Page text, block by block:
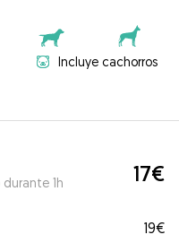
Incluye cachorros
1h 17€
19€